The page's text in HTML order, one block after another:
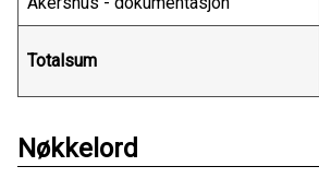
Totalsum
Nøkkelord